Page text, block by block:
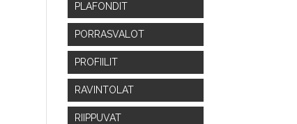
PLAFONDIT
PORRASVALOT
PROFIILIT
RAVINTOLAT
RIIPPUVAT